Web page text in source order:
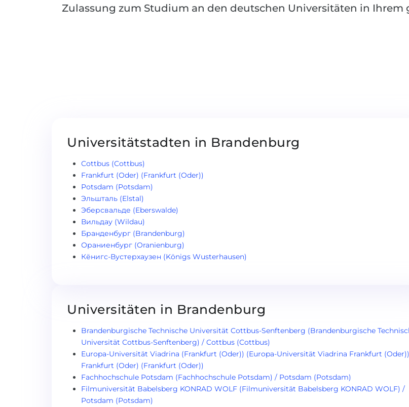
Zulassung zum Studium an den deutschen Universitäten in
Universitätstadten in Brandenburg
Cottbus (Cottbus)
Frankfurt (Oder) (Frankfurt (Oder))
Potsdam (Potsdam)
Эльшталь (Elstal)
Эберсвальде (Eberswalde)
Вильдау (Wildau)
Бранденбург (Brandenburg)
Ораниенбург (Oranienburg)
Кёнигс-Вустерхаузен (Königs Wusterhausen)
Universitäten in Brandenburg
Brandenburgische Technische Universität Cottbus-Senftenberg (Brandenburgische
Universität Cottbus-Senftenberg) / Cottbus (Cottbus)
Europa-Universität Viadrina (Frankfurt (Oder)) (Europa-Universität Viadrina Frankfurt
Frankfurt (Oder) (Frankfurt (Oder))
Fachhochschule Potsdam (Fachhochschule Potsdam) / Potsdam (Potsdam)
Filmuniversität Babelsberg KONRAD WOLF (Filmuniversität Babelsberg KONRAD WOLF) /
Potsdam (Potsdam)